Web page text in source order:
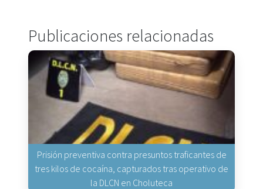
Publicaciones relacionadas
Prisión preventiva contra presuntos traficantes de
tres kilos de cocaína, capturados tras operativo de
la DLCN en Choluteca